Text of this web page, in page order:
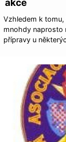
Vzhledem k
mnohdy naprosto
přípravy u